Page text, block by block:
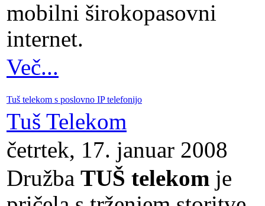
mobilni širokopasovni
internet.
Več...
Tuš telekom s poslovno IP telefonijo
Tuš Telekom
četrtek, 17. januar 2008
Družba TUŠ telekom je